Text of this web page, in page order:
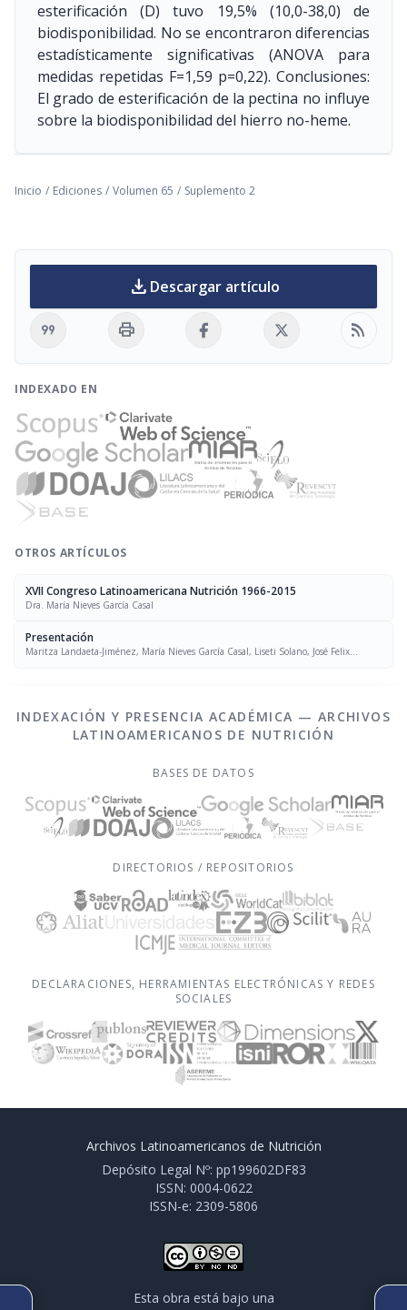
esterificación (D) tuvo 19,5% (10,0-38,0) de
biodisponibilidad. No se encontraron diferencias
estadísticamente significativas (ANOVA para
medidas repetidas F=1,59 p=0,22). Conclusiones:
El grado de esterificación de la pectina no influye
sobre la biodisponibilidad del hierro no-heme.
Inicio / Ediciones / Volumen 65 / Suplemento 2
download Descargar artículo
format_quote print rss_feed
INDEXADO EN
OTROS ARTÍCULOS
XVII Congreso Latinoamericana Nutrición 1966-2015
Dra. María Nieves García Casal
Presentación
Maritza Landaeta-Jiménez, María Nieves García Casal, Liseti Solano, José Felix
ARTÍCULO ANTERIOR SIGUIENTE ARTÍCULO
INDEXACIÓN Y PRESENCIA ACADÉMICA — ARCHIVOS
LATINOAMERICANOS DE NUTRICIÓN
BASES DE DATOS
DIRECTORIOS / REPOSITORIOS
DECLARACIONES, HERRAMIENTAS ELECTRÓNICAS Y REDES
SOCIALES
Archivos Latinoamericanos de Nutrición
Depósito Legal Nº: pp199602DF83
ISSN: 0004-0622
ISSN-e: 2309-5806
Esta obra está bajo una